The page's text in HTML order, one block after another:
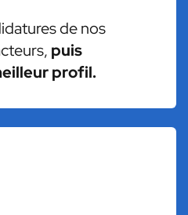
de nos
puis
profil.